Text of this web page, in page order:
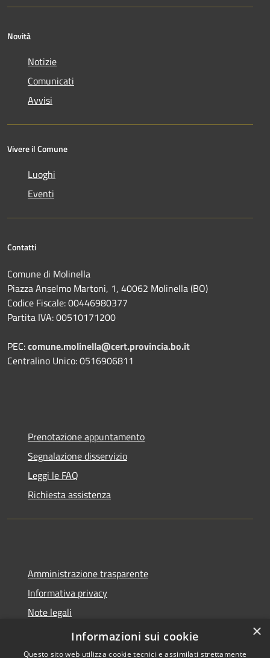
Novità
Notizie
Comunicati
Avvisi
Vivere il Comune
Luoghi
Eventi
Contatti
Comune di Molinella
Piazza Anselmo Martoni, 1, 40062 Molinella (BO)
Codice Fiscale: 00446980377
Partita IVA: 00510171200
PEC:comune.molinella@cert.provincia.bo.it
Centralino Unico: 0516906811
Prenotazione appuntamento
Segnalazione disservizio
Leggi le FAQ
Richiesta assistenza
Amministrazione trasparente
Informativa privacy
Note legali
Dichiarazione di accessibilità
×
Informazioni sui cookie
Questo sito web utilizza cookie tecnici e assimilati strettamente